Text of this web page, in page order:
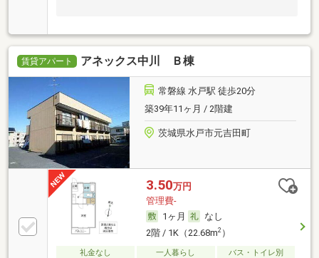
賃貸アパート アネックス中川 Ｂ棟
常磐線 水戸駅 徒歩20分
築39年11ヶ月 / 2階建
茨城県水戸市元吉田町
3.50万円
管理費-
1ヶ月
なし
2階 / 1K（22.68m2）
礼金なし 一人暮らし
バス・トイレ別